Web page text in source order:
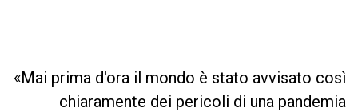
«Mai prima d'ora il mondo è stato avvisato così
chiaramente dei pericoli di una pandemia